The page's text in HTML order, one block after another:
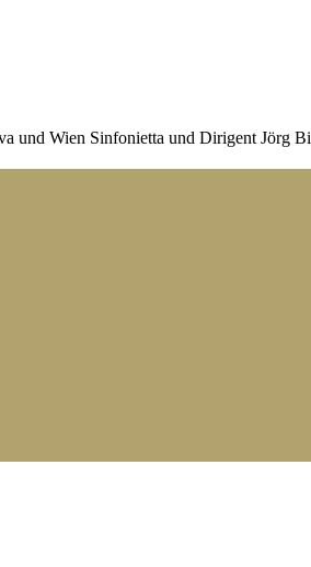
und Wien Sinfonietta und Dirigent Jörg